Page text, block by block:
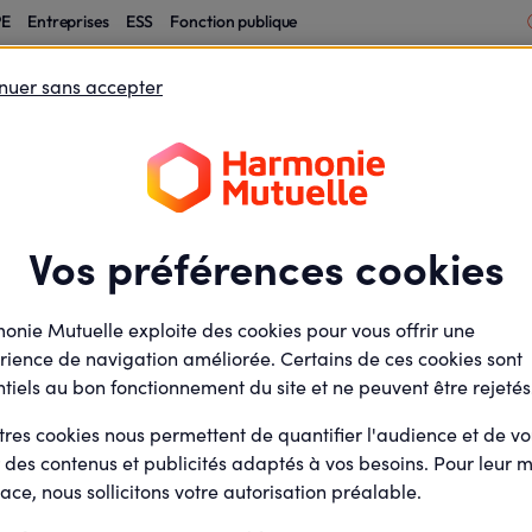
Entreprises ESS Fonction publique
et dispositifs de mise en place
: plans et
place
minute(s) de lecture
min de lecture
Mis à jour le25 février 2025
Vos préférences cookies
Mutuelle exploite des cookies pour vous offrir une
de navigation améliorée. Certains de ces cookies sont
au bon fonctionnement du site et ne peuvent être
cookies nous permettent de quantifier l'audience et de
contenus et publicités adaptés à vos besoins. Pour leur
nous sollicitons votre autorisation préalable.
sans accepter